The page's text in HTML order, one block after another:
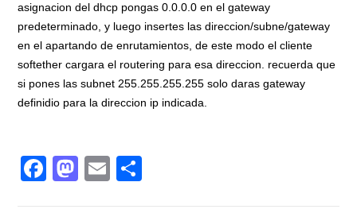
asignacion del dhcp pongas 0.0.0.0 en el gateway
predeterminado, y luego insertes las direccion/subne/gateway
en el apartando de enrutamientos, de este modo el cliente
softether cargara el routering para esa direccion. recuerda que
si pones las subnet 255.255.255.255 solo daras gateway
definidio para la direccion ip indicada.
Facebook
Mastodon
Email